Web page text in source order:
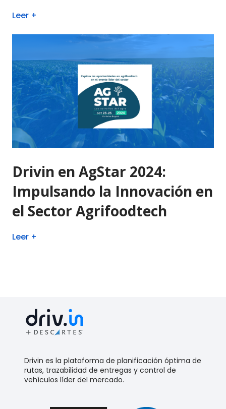
Leer +
Drivin en AgStar 2024:
Impulsando la Innovación en
el Sector Agrifoodtech
Leer +
Drivin es la plataforma de planificación óptima de
rutas, trazabilidad de entregas y control de
vehículos líder del mercado.